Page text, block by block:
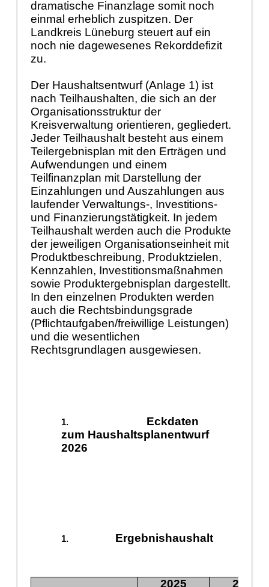
dramatische Finanzlage somit noch
einmal erheblich zuspitzen. Der
Landkreis Lüneburg steuert auf ein
noch nie dagewesenes Rekorddefizit
zu.
Der Haushaltsentwurf (Anlage 1) ist
nach Teilhaushalten, die sich an der
Organisationsstruktur der
Kreisverwaltung orientieren, gegliedert.
Jeder Teilhaushalt besteht aus einem
Teilergebnisplan mit den Erträgen und
Aufwendungen und einem
Teilfinanzplan mit Darstellung der
Einzahlungen und Auszahlungen aus
laufender Verwaltungs-, Investitions-
und Finanzierungstätigkeit. In jedem
Teilhaushalt werden auch die Produkte
der jeweiligen Organisationseinheit mit
Produktbeschreibung, Produktzielen,
Kennzahlen, Investitionsmaßnahmen
sowie Produktergebnisplan dargestellt.
In den einzelnen Produkten werden
auch die Rechtsbindungsgrade
(Pflichtaufgaben/freiwillige Leistungen)
und die wesentlichen
Rechtsgrundlagen ausgewiesen.
Eckdaten
zum Haushaltsplanentwurf
2026
Ergebnishaushalt
2025 2026